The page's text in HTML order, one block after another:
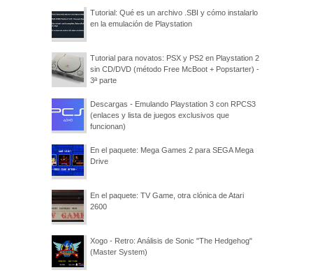
Tutorial: Qué es un archivo .SBI y cómo instalarlo
en la emulación de Playstation
Tutorial para novatos: PSX y PS2 en Playstation 2
sin CD/DVD (método Free McBoot + Popstarter) -
3ª parte
Descargas - Emulando Playstation 3 con RPCS3
(enlaces y lista de juegos exclusivos que
funcionan)
En el paquete: Mega Games 2 para SEGA Mega
Drive
En el paquete: TV Game, otra clónica de Atari
2600
Xogo - Retro: Análisis de Sonic "The Hedgehog"
(Master System)